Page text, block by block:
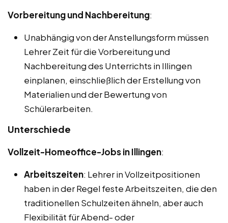
Vorbereitung und Nachbereitung:
Unabhängig von der Anstellungsform müssen
Lehrer Zeit für die Vorbereitung und
Nachbereitung des Unterrichts in Illingen
einplanen, einschließlich der Erstellung von
Materialien und der Bewertung von
Schülerarbeiten.
Unterschiede
Vollzeit-Homeoffice-Jobs in Illingen:
Arbeitszeiten: Lehrer in Vollzeitpositionen
haben in der Regel feste Arbeitszeiten, die den
traditionellen Schulzeiten ähneln, aber auch
Flexibilität für Abend- oder